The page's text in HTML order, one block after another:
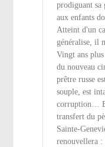
prodiguant sa
aux enfants
Atteint d'un
généralise, il
Vingt ans
du nouveau
prêtre russe
souple, est
corruption…
transfert du
Sainte-
renouvellera :